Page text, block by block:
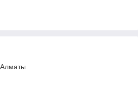
Алматы